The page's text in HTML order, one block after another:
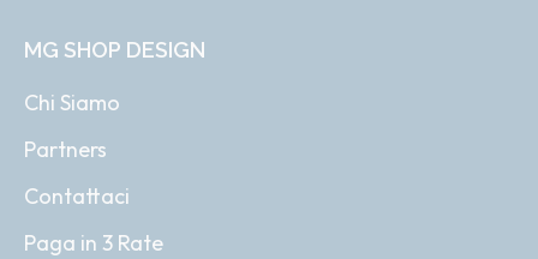
MG SHOP DESIGN
Chi Siamo
Partners
Contattaci
Paga in 3 Rate